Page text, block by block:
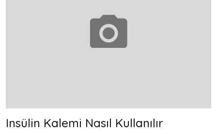
Insülin Kalemi Nasıl Kullanılır